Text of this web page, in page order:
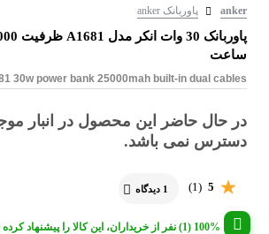
anker پاوربانک anker
ساعت
30w power bank 25000mah built-in dual cables
در حال حاضر این محصول در انبار
دسترس نمی باشد.
5
(1) 1 دیدگاه
100% (1) نفر از خریداران، این کالا را پیشنهاد کرده اند